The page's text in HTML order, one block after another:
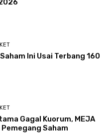
Ini Usai Terbang 160
Gagal Kuorum, MEJA
Saham